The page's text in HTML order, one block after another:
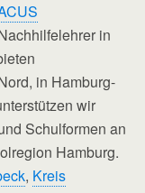
in
in Hamburg-
wir
Schulformen an
Hamburg.
, Kreis